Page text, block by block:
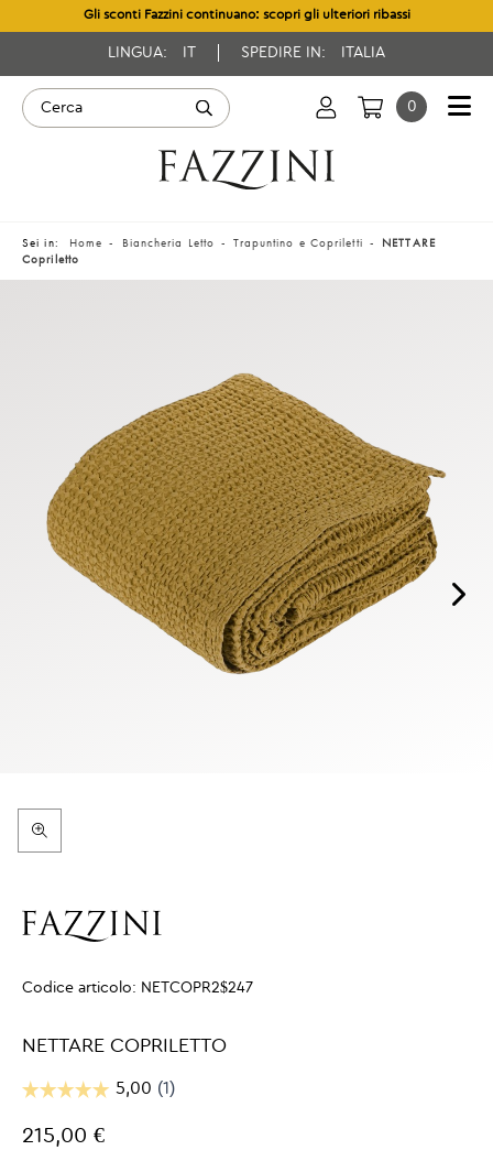
Gli sconti Fazzini continuano: scopri gli ulteriori ribassi
LINGUA: SPEDIRE IN: ITALIA
0
Sei in: Home Biancheria Letto Trapuntino e Copriletti
NETTARE
Copriletto
Codice articolo: NETCOPR2$247
NETTARE COPRILETTO
215,00 €